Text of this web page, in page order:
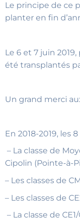
Le principe de ce
planter en fin
Le 6 et 7 juin
été transplantés
Un grand merci
En 2018-2019, les
– La classe de
Cipolin (Pointe-à-
– Les classes de
– Les classes de
– La classe de